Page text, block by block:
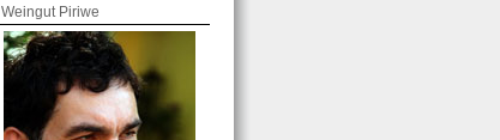
Weingut Piriwe